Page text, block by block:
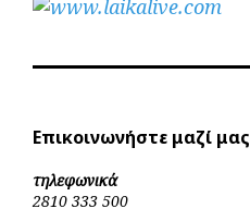
Επικοινωνήστε μαζί μας
τηλεφωνικά
2810 333 500